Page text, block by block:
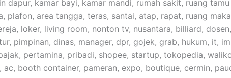
dapur, kamar bayi, kamar mandi, rumah sakit, ruang
plafon, area tangga, teras, santai, atap, rapat, ruang
loker, living room, nonton tv, nusantara, billiard,
pimpinan, dinas, manager, dpr, gojek, grab, hukum, it,
pertamina, pribadi, shopee, startup, tokopedia,
booth container, pameran, expo, boutique, cermin,